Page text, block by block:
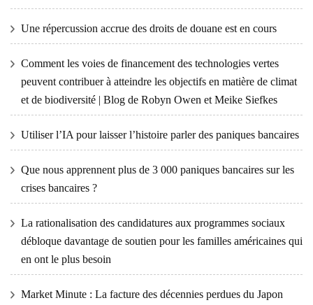
Une répercussion accrue des droits de douane est en cours
Comment les voies de financement des technologies vertes
peuvent contribuer à atteindre les objectifs en matière de climat
et de biodiversité | Blog de Robyn Owen et Meike Siefkes
Utiliser l’IA pour laisser l’histoire parler des paniques bancaires
Que nous apprennent plus de 3 000 paniques bancaires sur les
crises bancaires ?
La rationalisation des candidatures aux programmes sociaux
débloque davantage de soutien pour les familles américaines qui
en ont le plus besoin
Market Minute : La facture des décennies perdues du Japon